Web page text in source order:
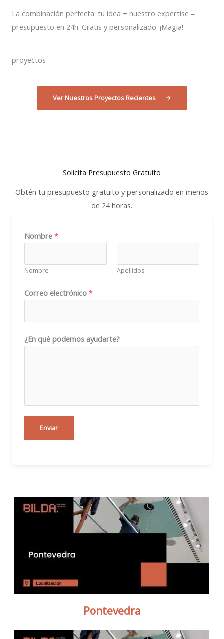
La combinación perfecta: tu idea + nuestro expertise =
presupuesto en 24h. Gratis y personalizado. ¡Magia!
proyectos
Ver Nuestros Proyectos Recientes
Solicita Presupuesto Gratuito
Obtén tu presupuesto gratuito y personalizado en menos
de 24 horas.
Nombre *
Nombre Apellidos
Correo electrónico *
*
¿En qué podemos ayudarte?
Enviar
Pontevedra